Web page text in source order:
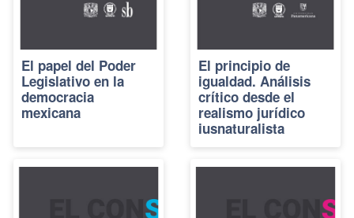
El papel del Poder
Legislativo en la
democracia
mexicana
El principio de
igualdad. Análisis
crítico desde el
realismo jurídico
iusnaturalista